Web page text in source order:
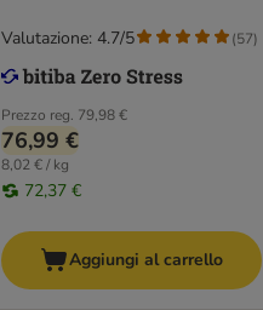
Prezzo reg. 79,98 €
76,99 €
8,02 € / kg
72,37 €
Valutazione: 4.7/5 (57)
Aggiungi al carrello